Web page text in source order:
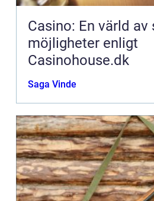
Casino: En värld av
möjligheter enligt
Casinohouse.dk
Saga Vinde